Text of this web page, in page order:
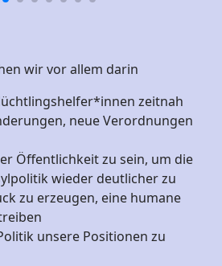
wir vor allem darin
zeitnah
neue Verordnungen
Öffentlichkeit zu sein, um die
wieder deutlicher zu
zu erzeugen, eine humane
unsere Positionen zu